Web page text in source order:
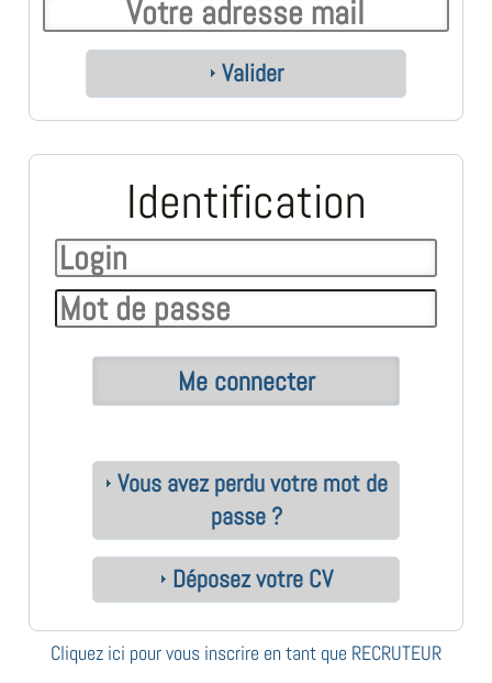
Valider
Identification
Vous avez perdu votre mot de
passe ?
Déposez votre CV
Cliquez ici pour vous inscrire en tant que RECRUTEUR